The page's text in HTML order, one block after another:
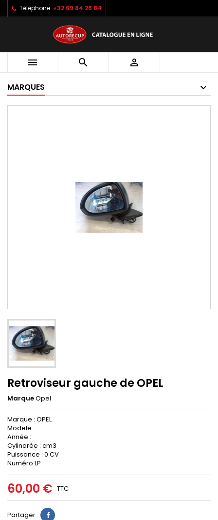
Téléphone: +32 69 84 26 84
  
MARQUES
Retroviseur gauche de OPEL
MarqueOpel
Marque : OPEL
Modele :
Année :
Cylindrée : cm3
Puissance : 0 CV
Numéro LP :
60,00 € TTC
Partager